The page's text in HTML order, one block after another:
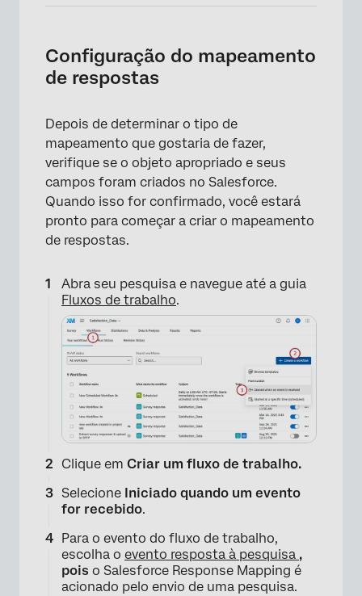
Configuração do mapeamento
de respostas
Depois de determinar o tipo de
mapeamento que gostaria de fazer,
verifique se o objeto apropriado e seus
campos foram criados no Salesforce.
Quando isso for confirmado, você estará
pronto para começar a criar o mapeamento
de respostas.
Abra seu pesquisa e navegue até a guia
Fluxos de trabalho.
Clique em Criar um fluxo de trabalho.
Selecione Iniciado quando um evento
for recebido.
Para o evento do fluxo de trabalho,
escolha o evento resposta à pesquisa ,
pois o Salesforce Response Mapping é
acionado pelo envio de uma pesquisa.